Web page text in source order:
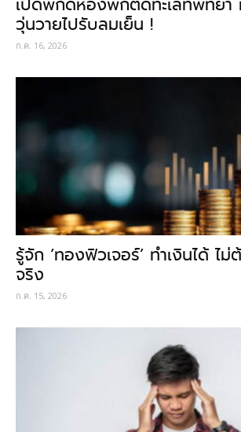
วุ่นวายไปรับลมเย็น !
ก.ค. 16, 2026
รู้จัก ‘ทองฟิวเจอร์’ ทำเงินได้ ไ
จริง
ก.ค. 15, 2026